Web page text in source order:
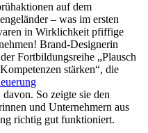
auf dem
– was im ersten
in Wirklichkeit pfiffige
Brand-Designerin
Fortbildungsreihe „Plausch
stärken“, die
davon. So zeigte sie den
und Unternehmern aus
richtig gut funktioniert.